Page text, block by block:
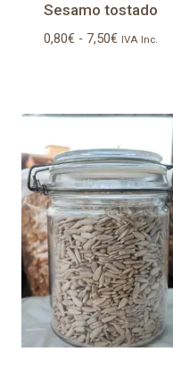
Sesamo tostado
0,80€ - 7,50€Rango
0,80€
7,50€
IVA Inc.